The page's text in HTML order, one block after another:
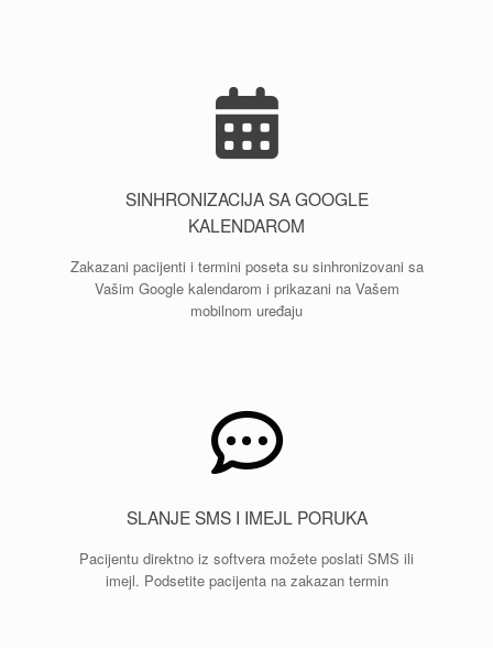
SINHRONIZACIJA SA GOOGLE
KALENDAROM
Zakazani pacijenti i termini poseta su sinhronizovani sa
Vašim Google kalendarom i prikazani na Vašem
mobilnom uređaju
SLANJE SMS I IMEJL PORUKA
Pacijentu direktno iz softvera možete poslati SMS ili
imejl. Podsetite pacijenta na zakazan termin